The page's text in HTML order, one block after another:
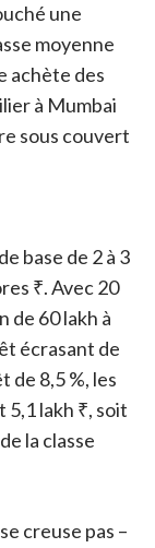
une
moyenne
achète des
à Mumbai
sous couvert
base de 2 à 3
₹. Avec 20
de 60 lakh à
écrasant de
de 8,5 %, les
lakh ₹, soit
la classe
creuse pas –